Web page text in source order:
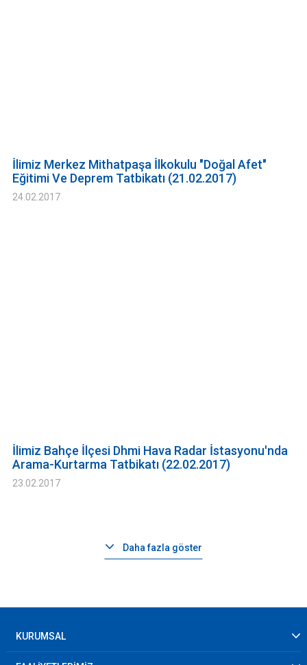
İlimiz Merkez Mithatpaşa İlkokulu "Doğal Afet"
Eğitimi Ve Deprem Tatbikatı (21.02.2017)
24.02.2017
İlimiz Bahçe İlçesi Dhmi Hava Radar İstasyonu'nda
Arama-Kurtarma Tatbikatı (22.02.2017)
23.02.2017
Daha fazla göster
KURUMSAL